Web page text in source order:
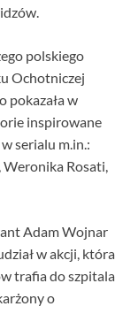
polskiego
Ochotniczej
pokazała w
inspirowane
serialu m.in.:
Weronika Rosati,
Adam Wojnar
w akcji, która
trafia do szpitala
o